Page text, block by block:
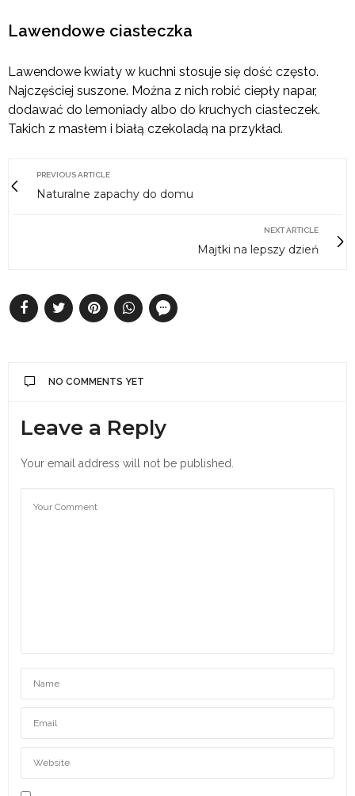
Lawendowe ciasteczka
Lawendowe kwiaty w kuchni stosuje się dość często.
Najczęściej suszone. Można z nich robić ciepły napar,
dodawać do lemoniady albo do kruchych ciasteczek.
Takich z masłem i białą czekoladą na przykład.
PREVIOUS ARTICLE
Naturalne zapachy do domu
NEXT ARTICLE
Majtki na lepszy dzień
NO COMMENTS YET
Leave a Reply
Your email address will not be published.